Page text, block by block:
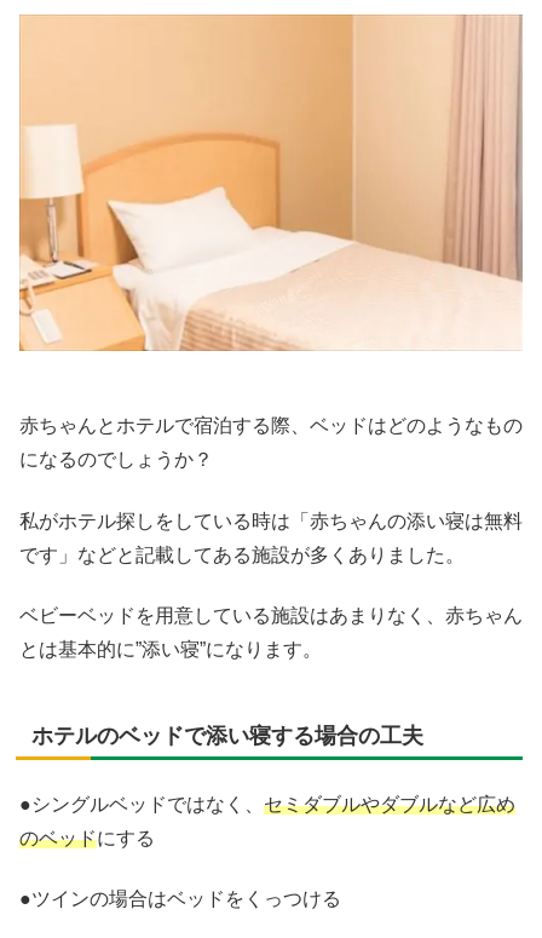
赤ちゃんとホテルで宿泊する際、ベッドはどのようなもの
になるのでしょうか？
私がホテル探しをしている時は「赤ちゃんの添い寝は無料
です」などと記載してある施設が多くありました。
ベビーベッドを用意している施設はあまりなく、赤ちゃん
とは基本的に”添い寝”になります。
ホテルのベッドで添い寝する場合の工夫
●シングルベッドではなく、 セミダブルやダブルなど広め
のベッドにする
●ツインの場合はベッドをくっつける